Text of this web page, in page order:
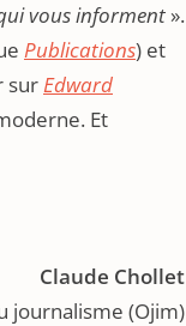
vous informent ».
Publications) et
surEdward
Et
Claude Chollet
journalisme (Ojim)